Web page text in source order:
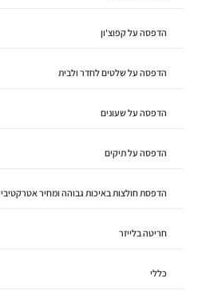
הדפסה על קפוצ'ון
הדפסה על שלטים לחדר ולבית
הדפסה על שעונים
הדפסה על תיקים
הדפסת חולצות באיכות גבוהה ומחיר אטרקטיבי
חריטה בלייזר
כללי